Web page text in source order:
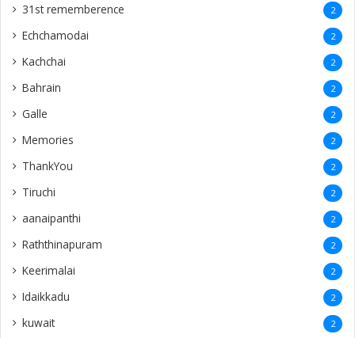
31st rememberence 2
Echchamodai 2
Kachchai 2
Bahrain 2
Galle 2
Memories 2
ThankYou 2
Tiruchi 2
aanaipanthi 2
Raththinapuram 2
Keerimalai 2
Idaikkadu 2
kuwait 2